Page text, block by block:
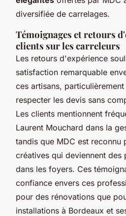
diversifiée de carrelages.
Témoignages et retours
clients sur les carreleurs
Les retours d'expérience
satisfaction remarquable
ces artisans,
respecter les devis sans
Les clients mentionnent
Laurent Mouchard dans la
tandis que MDC est reconnu
créatives qui deviennent des
dans les foyers. Ces
confiance envers ces
pour des rénovations que
installations à Bordeaux et